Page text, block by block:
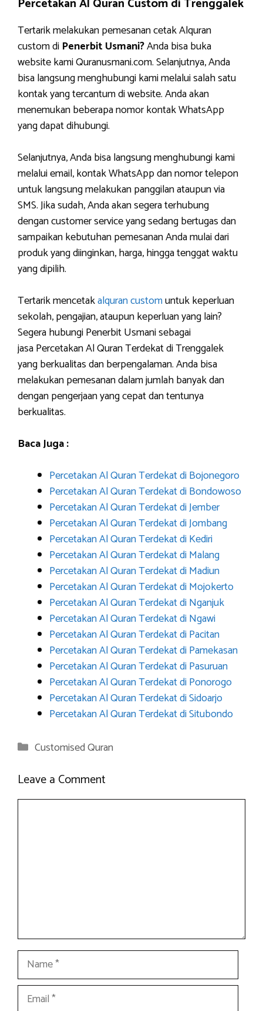
Tertarik melakukan pemesanan cetak Alquran
custom di Penerbit Usmani?Anda bisa buka
website kami Quranusmani.com. Selanjutnya, Anda
bisa langsung menghubungi kami melalui salah satu
kontak yang tercantum di website. Anda akan
menemukan beberapa nomor kontak WhatsApp
yang dapat dihubungi.
Selanjutnya, Anda bisa langsung menghubungi kami
melalui email, kontak WhatsApp dan nomor telepon
untuk langsung melakukan panggilan ataupun via
SMS. Jika sudah, Anda akan segera terhubung
dengan customer service yang sedang bertugas dan
sampaikan kebutuhan pemesanan Anda mulai dari
produk yang diinginkan, harga, hingga tenggat waktu
yang dipilih.
Tertarik mencetakalquran customuntuk keperluan
sekolah, pengajian, ataupun keperluan yang lain?
Segera hubungi Penerbit Usmani sebagai
jasa Percetakan Al Quran Terdekat di Trenggalek
yang berkualitas dan berpengalaman. Anda bisa
melakukan pemesanan dalam jumlah banyak dan
dengan pengerjaan yang cepat dan tentunya
berkualitas.
Baca Juga :
Percetakan Al Quran Terdekat di Bojonegoro
Percetakan Al Quran Terdekat di Bondowoso
Percetakan Al Quran Terdekat di Jember
Percetakan Al Quran Terdekat di Jombang
Percetakan Al Quran Terdekat di Kediri
Percetakan Al Quran Terdekat di Malang
Percetakan Al Quran Terdekat di Madiun
Percetakan Al Quran Terdekat di Mojokerto
Percetakan Al Quran Terdekat di Nganjuk
Percetakan Al Quran Terdekat di Ngawi
Percetakan Al Quran Terdekat di Pacitan
Percetakan Al Quran Terdekat di Pamekasan
Percetakan Al Quran Terdekat di Pasuruan
Percetakan Al Quran Terdekat di Ponorogo
Percetakan Al Quran Terdekat di Sidoarjo
Percetakan Al Quran Terdekat di Situbondo
Categories
Customised Quran
Leave a Comment
Name
Email